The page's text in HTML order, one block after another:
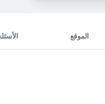
الموقع